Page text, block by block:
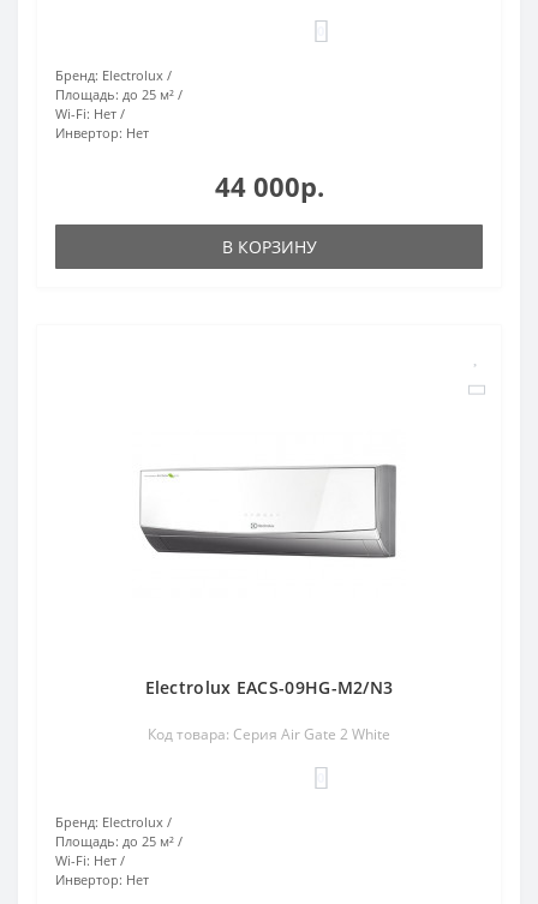
Бренд: Electrolux
Площадь: до 25 м²
Wi-Fi: Нет
Инвертор: Нет
44 000р.
В КОРЗИНУ
Electrolux EACS-09HG-M2/N3
Код товара: Серия Air Gate 2 White
Бренд: Electrolux
Площадь: до 25 м²
Wi-Fi: Нет
Инвертор: Нет